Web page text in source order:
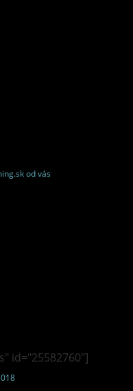
od vás
id="25582760"]